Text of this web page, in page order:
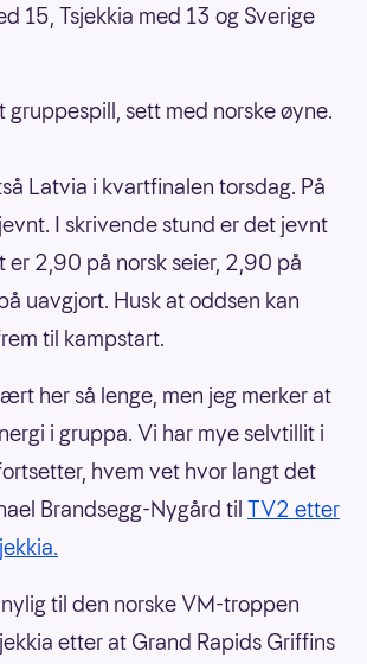
15, Tsjekkia med 13 og Sverige
gruppespill, sett med norske øyne.
Latvia i kvartfinalen torsdag. På
I skrivende stund er det jevnt
er 2,90 på norsk seier, 2,90 på
uavgjort. Husk at oddsen kan
til kampstart.
her så lenge, men jeg merker at
i gruppa. Vi har mye selvtillit i
hvem vet hvor langt det
Brandsegg-Nygård til TV2 etter
til den norske VM-troppen
etter at Grand Rapids Griffins